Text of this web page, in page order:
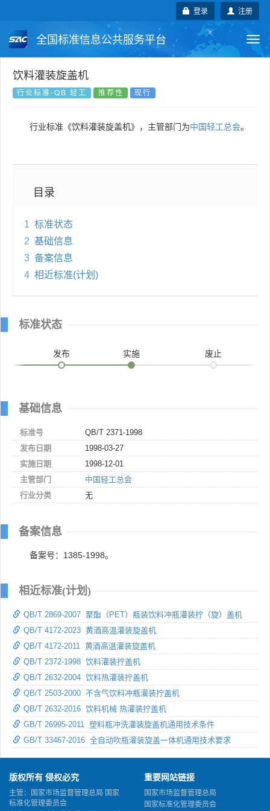
注册
登录
全国标准信息公共服务平台
国家标准
国外标准 技术委员会
饮料灌装旋盖机
行业标准-QB 轻工 推荐性 现行
行业标准《饮料灌装旋盖机》，主管部门为中国轻工总会。
目录
1 标准状态
2 基础信息
3 备案信息
4 相近标准(计划)
标准状态
发布 实施 废止
基础信息
标准号
QB/T 2371-1998
发布日期
1998-03-27
实施日期
1998-12-01
主管部门
中国轻工总会
行业分类
无
备案信息
备案号：1385-1998。
相近标准(计划)
QB/T 2869-2007 聚酯（PET）瓶装饮料冲瓶灌装拧（旋）盖机
QB/T 4172-2023 黄酒高温灌装旋盖机
QB/T 4172-2011 黄酒高温灌装旋盖机
QB/T 2372-1998 饮料灌装拧盖机
QB/T 2632-2004 饮料热灌装拧盖机
QB/T 2503-2000 不含气饮料冲瓶灌装拧盖机
QB/T 2632-2016 饮料机械 热灌装拧盖机
GB/T 26995-2011 塑料瓶冲洗灌装旋盖机通用技术条件
GB/T 33467-2016 全自动吹瓶灌装旋盖一体机通用技术要求
版权所有 侵权必究
主管：国家市场监督管理总局 国家
标准化管理委员会
重要网站链接
国家市场监督管理总局
国家标准化管理委员会